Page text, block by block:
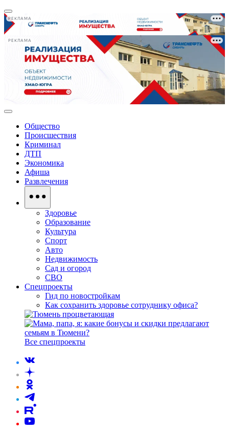
РЕКЛАМА
РЕКЛАМА
Общество
Происшествия
Криминал
ДТП
Экономика
Афиша
Развлечения
Здоровье
Образование
Культура
Спорт
Авто
Недвижимость
Сад и огород
СВО
Спецпроекты
Гид по новостройкам
Как сохранить здоровье сотруднику офиса?
Все спецпроекты